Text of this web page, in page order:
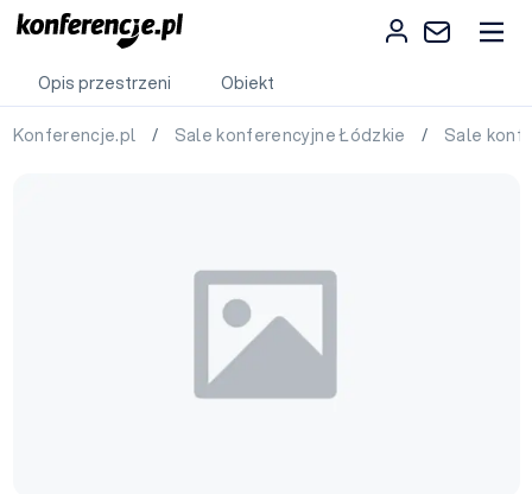
Opis przestrzeni Obiekt
Konferencje.pl / Sale konferencyjne Łódzkie / Sale